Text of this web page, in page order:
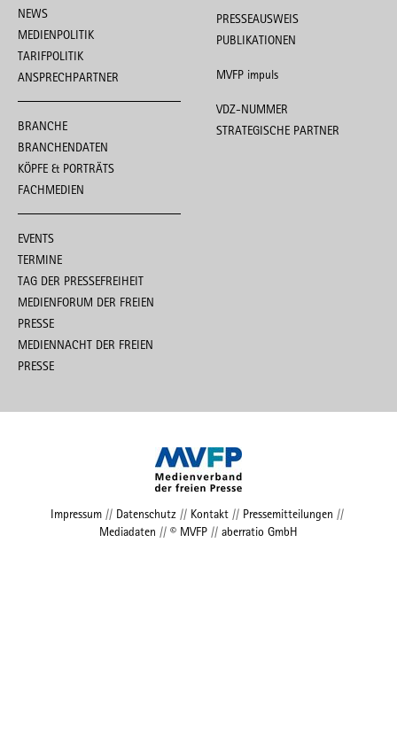
NEWS
MEDIENPOLITIK
TARIFPOLITIK
ANSPRECHPARTNER
BRANCHE
BRANCHENDATEN
KÖPFE & PORTRÄTS
FACHMEDIEN
EVENTS
TERMINE
TAG DER PRESSEFREIHEIT
MEDIENFORUM DER FREIEN
PRESSE
MEDIENNACHT DER FREIEN
PRESSE
PRESSEAUSWEIS
PUBLIKATIONEN
MVFP impuls
VDZ-NUMMER
STRATEGISCHE PARTNER
Impressum// Datenschutz// Kontakt// Pressemitteilungen //
Mediadaten // © MVFP // aberratio GmbH